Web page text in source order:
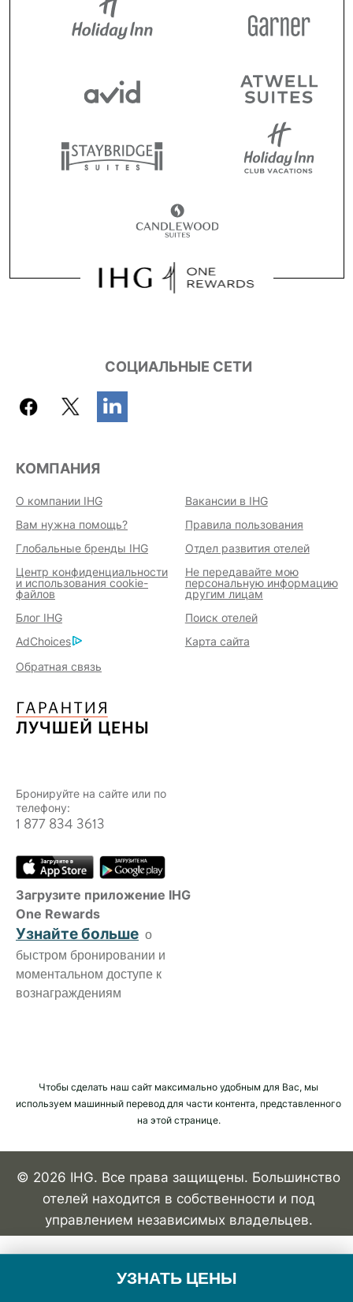
УЗНАТЬ ЦЕНЫ
СОЦИАЛЬНЫЕ СЕТИ
КОМПАНИЯ
О компании IHG
Вакансии в IHG
Вам нужна помощь?
Правила пользования
Глобальные бренды IHG
Отдел развития отелей
Центр конфиденциальности
и использования cookie-
файлов
Не передавайте мою
персональную информацию
другим лицам
Блог IHG
Поиск отелей
AdChoices
Карта сайта
Обратная связь
Бронируйте на сайте или по
телефону:
1 877 834 3613
Загрузите приложение IHG
One Rewards
Узнайте больше о
быстром бронировании и
моментальном доступе к
вознаграждениям
Чтобы сделать наш сайт максимально удобным для Вас, мы
используем машинный перевод для части контента, представленного
на этой странице.
© 2026 IHG. Все права защищены. Большинство
отелей находится в собственности и под
управлением независимых владельцев.